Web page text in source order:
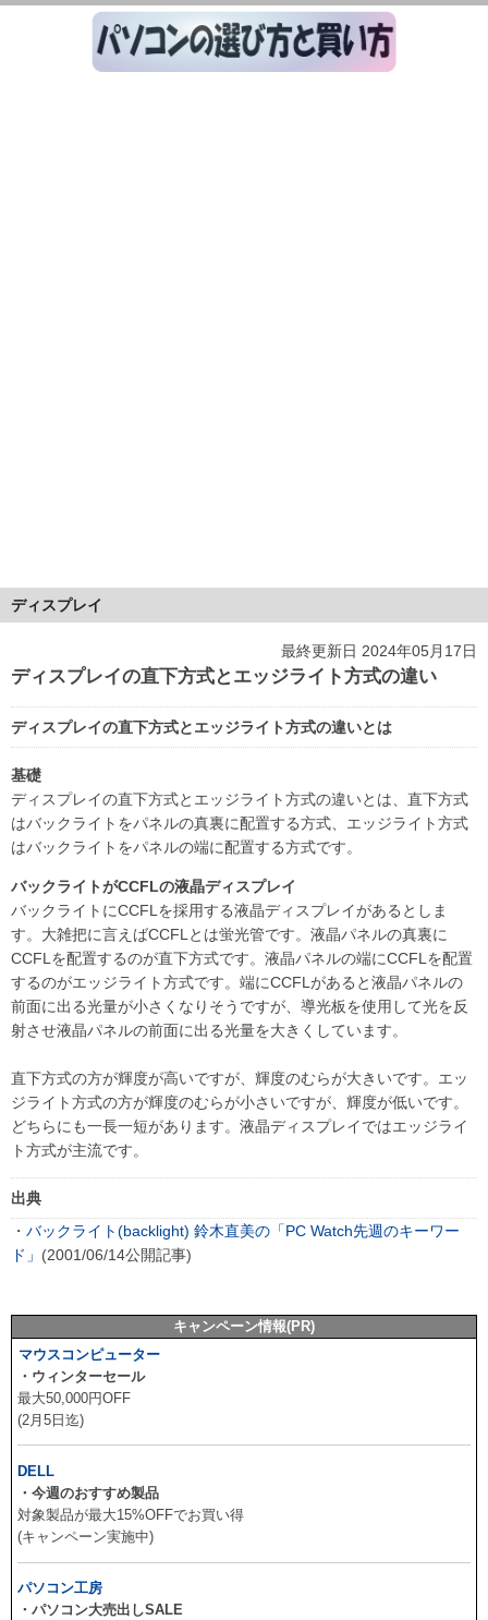
ディスプレイ
最終更新日 2024年05月17日
ディスプレイの直下方式とエッジライト方式の違い
ディスプレイの直下方式とエッジライト方式の違いとは
基礎
ディスプレイの直下方式とエッジライト方式の違いとは、直下方式
はバックライトをパネルの真裏に配置する方式、エッジライト方式
はバックライトをパネルの端に配置する方式です。
バックライトがCCFLの液晶ディスプレイ
バックライトにCCFLを採用する液晶ディスプレイがあるとしま
す。大雑把に言えばCCFLとは蛍光管です。液晶パネルの真裏に
CCFLを配置するのが直下方式です。液晶パネルの端にCCFLを配置
するのがエッジライト方式です。端にCCFLがあると液晶パネルの
前面に出る光量が小さくなりそうですが、導光板を使用して光を反
射させ液晶パネルの前面に出る光量を大きくしています。
直下方式の方が輝度が高いですが、輝度のむらが大きいです。エッ
ジライト方式の方が輝度のむらが小さいですが、輝度が低いです。
どちらにも一長一短があります。液晶ディスプレイではエッジライ
ト方式が主流です。
出典
・ バックライト(backlight) 鈴木直美の「PC Watch先週のキーワー
ド」 (2001/06/14公開記事)
キャンペーン情報(PR)
マウスコンピューター
・ウィンターセール
最大50,000円OFF
(2月5日迄)
DELL
・今週のおすすめ製品
対象製品が最大15%OFFでお買い得
(キャンペーン実施中)
パソコン工房
・パソコン大売出しSALE